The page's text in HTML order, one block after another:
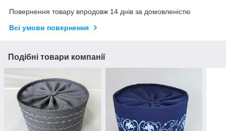
Повернення товару впродовж 14 днів за домовленістю
Всі умови повернення
Подібні товари компанії